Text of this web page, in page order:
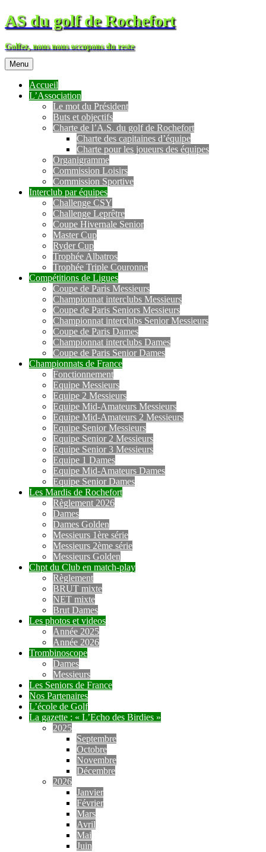
AS du golf de Rochefort
Golfez, nous nous occupons du reste
Menu
Accueil
L’Association
Le mot du Président
Buts et objectifs
Charte de l’A.S. du golf de Rochefort
Charte des capitaines d’équipe
Charte pour les joueurs des équipes
Organigramme
Commission Loisirs
Commission Sportive
Interclub par équipes
Challenge CSY
Challenge Leprêtre
Coupe Hivernale Senior
Master Cup
Ryder Cup
Trophée Albatros
Trophée Triple Couronne
Compétitions de Ligues
Coupe de Paris Messieurs
Championnat interclubs Messieurs
Coupe de Paris Seniors Messieurs
Championnat interclubs Senior Messieurs
Coupe de Paris Dames
Championnat interclubs Dames
Coupe de Paris Senior Dames
Championnats de France
Fonctionnement
Equipe Messieurs
Equipe 2 Messieurs
Equipe Mid-Amateurs Messieurs
Equipe Mid-Amateurs 2 Messieurs
Equipe Senior Messieurs
Equipe Senior 2 Messieurs
Equipe Senior 3 Messieurs
Equipe 1 Dames
Equipe Mid-Amateurs Dames
Equipe Senior Dames
Les Mardis de Rochefort
Règlement 2026
Dames
Dames Golden
Messieurs 1ère série
Messieurs 2ème série
Messieurs Golden
Chpt du Club en match-play
Règlement
BRUT mixte
NET mixte
Brut Dames
Les photos et videos
Année 2025
Année 2026
Trombinoscope
Dames
Messieurs
Les Seniors de France
Nos Partenaires
L’école de Golf
La gazette : « L’Echo des Birdies »
2025
Septembre
Octobre
Novembre
Décembre
2026
Janvier
Février
Mars
Avril
Mai
Juin